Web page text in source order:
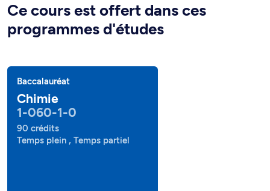
Ce cours est offert dans ces
programmes d'études
Baccalauréat
Chimie
1-060-1-0
90 crédits
Temps plein , Temps partiel